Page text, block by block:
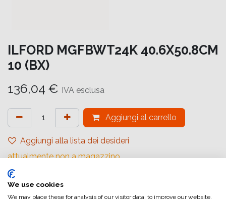
ILFORD MGFBWT24K 40.6X50.8CM
10 (BX)
136,04 € IVA esclusa
Aggiungi al carrello
Aggiungi alla lista dei desideri
attualmente non a magazzino
Riferimento interno:
We use cookies
We may place these for analysis of our visitor data, to improve our website,